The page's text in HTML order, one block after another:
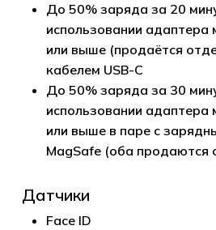
До 50% заряда за 20
использовании
или выше (продаётся
кабелем USB-C
До 50% заряда за 30
использовании
или выше в паре с
MagSafe (оба продаются
Датчики
Face ID